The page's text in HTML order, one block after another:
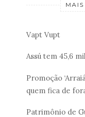
Vapt Vupt
Assú tem 45,6
Promoção
quem fica de
Patrimônio de